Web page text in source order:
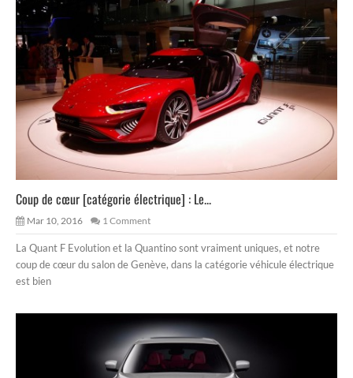
Coup de cœur [catégorie électrique] : Le...
Mar 10, 2016 1 Comment
La Quant F Evolution et la Quantino sont vraiment uniques, et notre
coup de cœur du salon de Genève, dans la catégorie véhicule électrique
est bien